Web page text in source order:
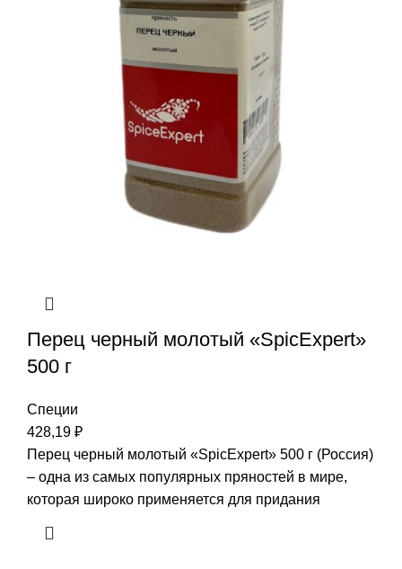
Перец черный молотый «SpicExpert»
500 г
Специи
428,19 ₽
Перец черный молотый «SpicExpert» 500 г (Россия)
– одна из самых популярных пряностей в мире,
которая широко применяется для придания